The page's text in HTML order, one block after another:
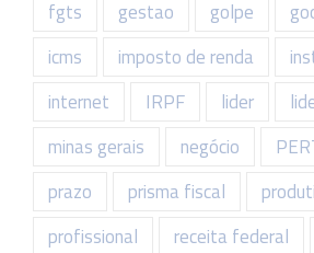
fgts
gestao golpe
icms
imposto de renda
internet
IRPF lider
minas gerais
negócio
prazo
prisma fiscal
profissional
receita federal